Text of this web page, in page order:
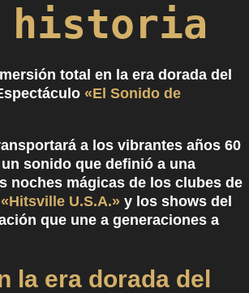
historia
total en la era dorada del
«El Sonido de
a los vibrantes años 60
sonido que definió a una
noches mágicas de los clubes de
«Hitsville U.S.A.» y los shows del
que une a generaciones a
la era dorada del